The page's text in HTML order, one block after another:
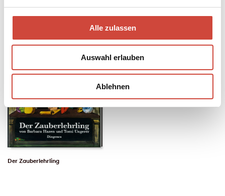
Alle zulassen
Auswahl erlauben
Ablehnen
Der Zauberlehrling